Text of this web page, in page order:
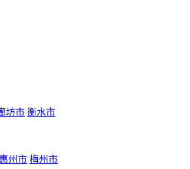
坊市 衡水市
惠州市 梅州市